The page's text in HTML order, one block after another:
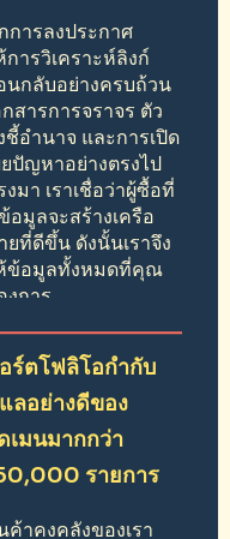
การลงประกาศ
การวิเคราะห์ลิงก์
นกลับอย่างครบถ้วน
กสารการจราจร ตัว
ชี้อำนาจ และการเปิด
ยปัญหาอย่างตรงไป
งมา เราเชื่อว่าผู้ซื้อที่
อมูลจะสร้างเครือ
ยที่ดีขึ้น ดังนั้นเราจึง
ข้อมูลทั้งหมดที่คุณ
งการ
ร์ตโฟลิโอกำกับ
ลอย่างดีของ
เมนมากกว่า
รายการ
ค้าคงคลังของเรา